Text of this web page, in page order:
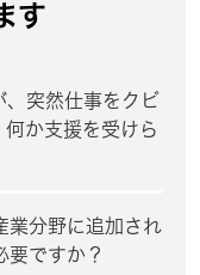
す
、突然仕事をクビ
か支援を受けら
業分野に追加され
要ですか？